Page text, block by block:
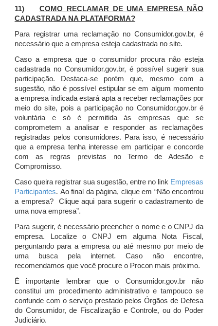
11)COMO RECLAMAR DE UMA EMPRESA NÃO
CADASTRADA NA PLATAFORMA?
Para registrar uma reclamação no Consumidor.gov.br, é
necessário que a empresa esteja cadastrada no site.
Caso a empresa que o consumidor procura não esteja
cadastrada no Consumidor.gov.br, é possível sugerir sua
participação. Destaca-se porém que, mesmo com a
sugestão, não é possível estipular se em algum momento
a empresa indicada estará apta a receber reclamações por
meio do site, pois a participação no Consumidor.gov.br é
voluntária e só é permitida às empresas que se
comprometem a analisar e responder as reclamações
registradas pelos consumidores. Para isso, é necessário
que a empresa tenha interesse em participar e concorde
com as regras previstas no Termo de Adesão e
Compromisso.
Caso queira registrar sua sugestão, entre no link Empresas
Participantes. Ao final da página, clique em “Não encontrou
a empresa? Clique aqui para sugerir o cadastramento de
uma nova empresa”.
Para sugerir, é necessário preencher o nome e o CNPJ da
empresa. Localize o CNPJ em alguma Nota Fiscal,
perguntando para a empresa ou até mesmo por meio de
uma busca pela internet. Caso não encontre,
recomendamos que você procure o Procon mais próximo.
É importante lembrar que o Consumidor.gov.br não
constitui um procedimento administrativo e tampouco se
confunde com o serviço prestado pelos Órgãos de Defesa
do Consumidor, de Fiscalização e Controle, ou do Poder
Judiciário.